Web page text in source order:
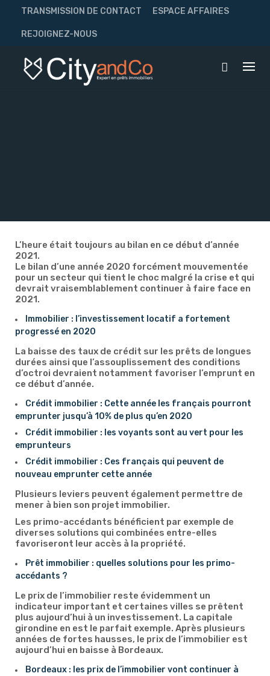
content
TRANSMISSION DE CONTACT ESPACE AFFAIRES
REJOIGNEZ-NOUS
L’heure était toujours au bilan en ce début d’année
2021.
Le bilan d’une année 2020 forcément mouvementée
pour un secteur qui tient le choc malgré la crise et qui
devrait vraisemblablement continuer à faire face en
2021.
Immobilier : l’investissement locatif a fortement
progressé en 2020
La baisse des taux de crédit sur les prêts de longues
durées ainsi que l’assouplissement des conditions
d’octroi devraient notamment favoriser l’emprunt en
ce début d’année.
Crédit immobilier : Cette année les français pourront
emprunter jusqu’à 10% de plus qu’en 2020
Crédit immobilier : les voyants sont au vert pour les
emprunteurs
Crédit immobilier : Ces français qui peuvent de
nouveau emprunter cette année
Plusieurs leviers peuvent également permettre de
mener à bien son projet immobilier.
Les primo-accédants bénéficient par exemple de
diverses solutions qui combinées entre-elles
favoriseront leur accès à la propriété.
Prêt immobilier : quelles solutions pour les primo-
accédants ?
Le prix de l’immobilier reste évidemment un
indicateur important et certaines villes se prêtent
plus aujourd’hui à un investissement. La capitale
girondine en est le parfait exemple. Après plusieurs
années de fortes hausses, le prix de l’immobilier est
aujourd’hui en baisse à Bordeaux.
Bordeaux : les prix de l’immobilier vont continuer à